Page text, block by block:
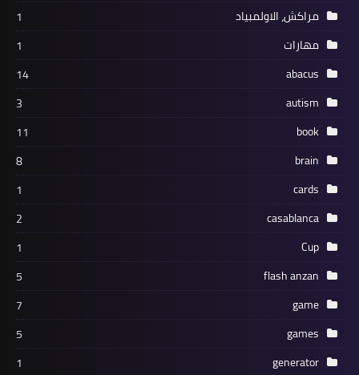
مراكش، الاولمبياد
1
مهارات
1
abacus
14
autism
3
book
11
brain
8
cards
1
casablanca
2
Cup
1
flash anzan
5
game
7
games
5
generator
1